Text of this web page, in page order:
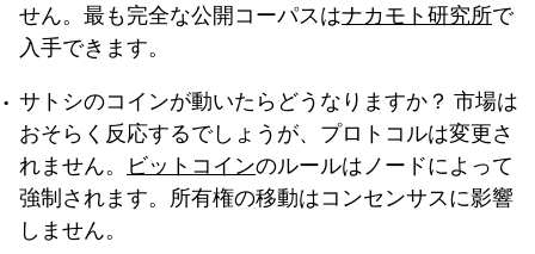
せん。最も完全な公開コーパスはナカモト研究所で
入手できます。
サトシのコインが動いたらどうなりますか？ 市場は
おそらく反応するでしょうが、プロトコルは変更さ
れません。
ビットコインのルールはノードによって
強制されます。所有権の移動はコンセンサスに影響
しません。